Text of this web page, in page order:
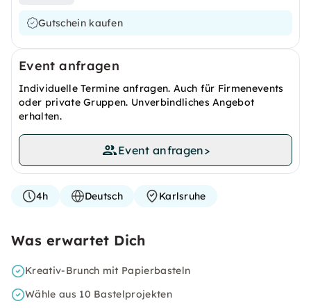
Gutschein kaufen
Event anfragen
Individuelle Termine anfragen. Auch für Firmenevents
oder private Gruppen. Unverbindliches Angebot
erhalten.
Event anfragen>
4h Deutsch Karlsruhe
Was erwartet Dich
Kreativ-Brunch mit Papierbasteln
Wähle aus 10 Bastelprojekten